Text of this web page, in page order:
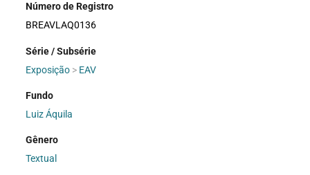
Número de Registro
BREAVLAQ0136
Série / Subsérie
Exposição > EAV
Fundo
Luiz Áquila
Gênero
Textual